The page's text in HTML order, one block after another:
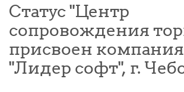
Статус "Центр
сопровождения
присвоен
"Лидер софт", г.